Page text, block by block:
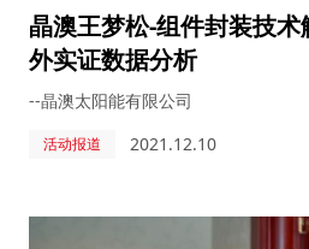
晶澳王梦松-组件封装技
外实证数据分析
--晶澳太阳能有限公司
活动报道 2021.12.10